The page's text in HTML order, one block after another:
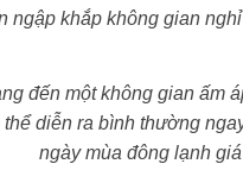
ngập khắp không gian
đến một không gian ấm
thể diễn ra bình thường
ngày mùa đông lạnh giá